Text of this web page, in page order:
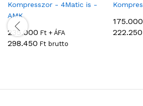
235.000 Ft + ÁFA
298.450 Ft brutto
175.000
222.250